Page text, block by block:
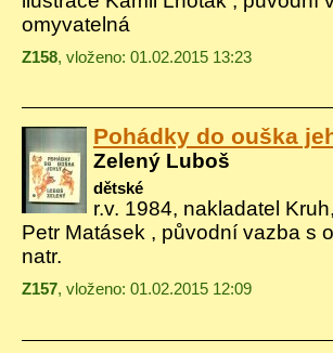
omyvatelná
Z158, vloženo: 01.02.2015 13:23
Pohádky do ouška
Zelený Luboš
dětské
r.v. 1984, nakladatel
Petr Matásek , původní vazba s
natr.
Z157, vloženo: 01.02.2015 12:09